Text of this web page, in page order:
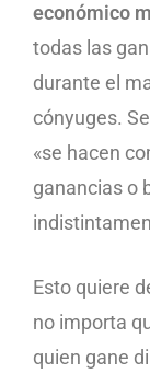
económico
todas las
durante el
cónyuges.
«se hacen
ganancias o
Esto quiere
no importa
quien gane